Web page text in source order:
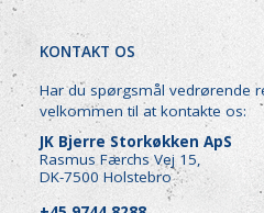
KONTAKT OS
Har du spørgsmål vedrørende
velkommen til at kontakte os:
JK Bjerre Storkøkken ApS
Rasmus Færchs Vej 15,
DK-7500 Holstebro